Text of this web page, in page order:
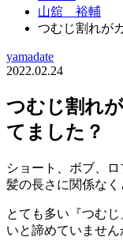
山舘 裕輔
つむじ割れが
yamadate
2022.02.24
つむじ割れ
てました？
ショート、ボブ、
髪の長さに関係なく
とても多い『つむ
いと諦めていませ